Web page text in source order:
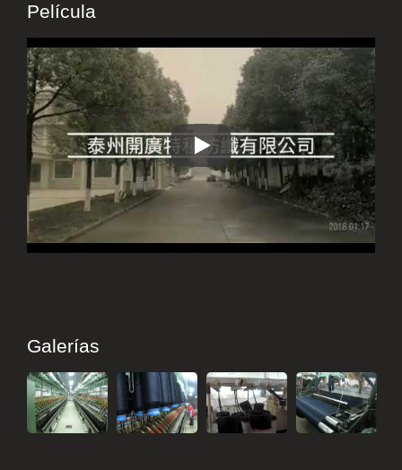
Película
Nuestra fábrica
Galerías